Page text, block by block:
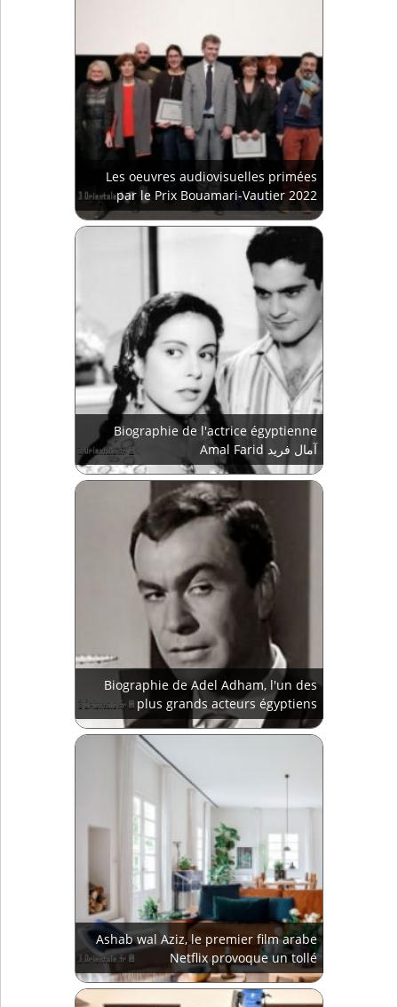
Les oeuvres audiovisuelles primées
par le Prix Bouamari-Vautier 2022
Biographie de l'actrice égyptienne
Amal Farid آمال فريد
Biographie de Adel Adham, l'un des
plus grands acteurs égyptiens
Ashab wal Aziz, le premier film arabe
Netflix provoque un tollé